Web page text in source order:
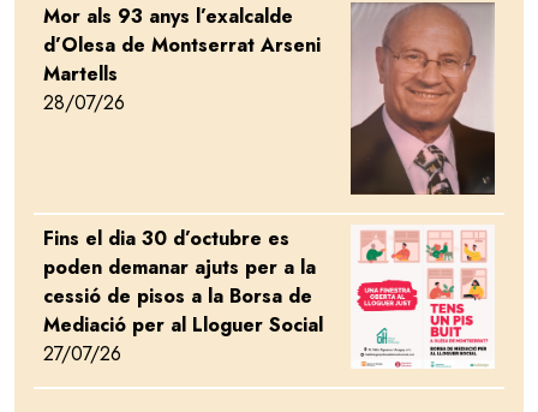
Mor als 93 anys l’exalcalde
d’Olesa de Montserrat Arseni
Martells
28/07/26
Image
Fins el dia 30 d’octubre es
poden demanar ajuts per a la
cessió de pisos a la Borsa de
Mediació per al Lloguer Social
27/07/26
Image